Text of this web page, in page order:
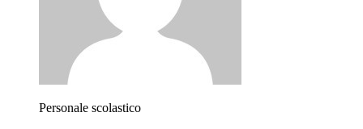
Personale scolastico